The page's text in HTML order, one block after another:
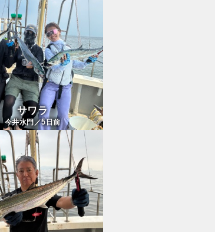
サワラ
今井水門／5日前